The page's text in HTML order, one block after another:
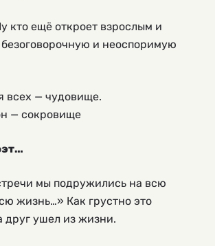
кто ещё откроет взрослым и
и неоспоримую
всех — чудовище.
— сокровище
мы подружились на всю
жизнь…» Как грустно это
друг ушел из жизни.